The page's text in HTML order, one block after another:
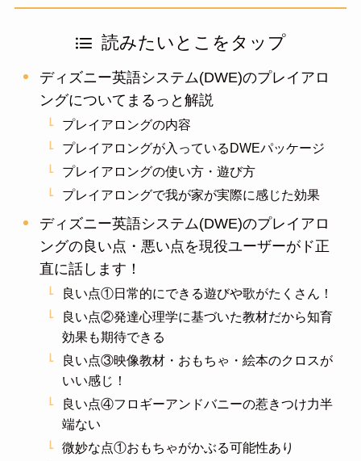
読みたいとこをタップ
ディズニー英語システム(DWE)のプレイアロ
ングについてまるっと解説
プレイアロングの内容
プレイアロングが入っているDWEパッケージ
プレイアロングの使い方・遊び方
プレイアロングで我が家が実際に感じた効果
ディズニー英語システム(DWE)のプレイアロ
ングの良い点・悪い点を現役ユーザーがド正
直に話します！
良い点①日常的にできる遊びや歌がたくさん！
良い点②発達心理学に基づいた教材だから知育
効果も期待できる
良い点③映像教材・おもちゃ・絵本のクロスが
いい感じ！
良い点④フロギーアンドバニーの惹きつけ力半
端ない
微妙な点①おもちゃがかぶる可能性あり